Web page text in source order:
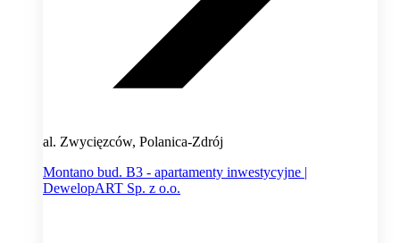
al. Zwycięzców, Polanica-Zdrój
Montano bud. B3 - apartamenty inwestycyjne |
DewelopART Sp. z o.o.